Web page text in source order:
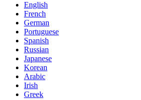
English
French
German
Portuguese
Spanish
Russian
Japanese
Korean
Arabic
Irish
Greek